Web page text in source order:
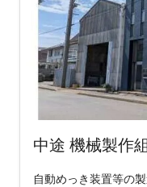
中途 機械製作
自動めっき装置等の